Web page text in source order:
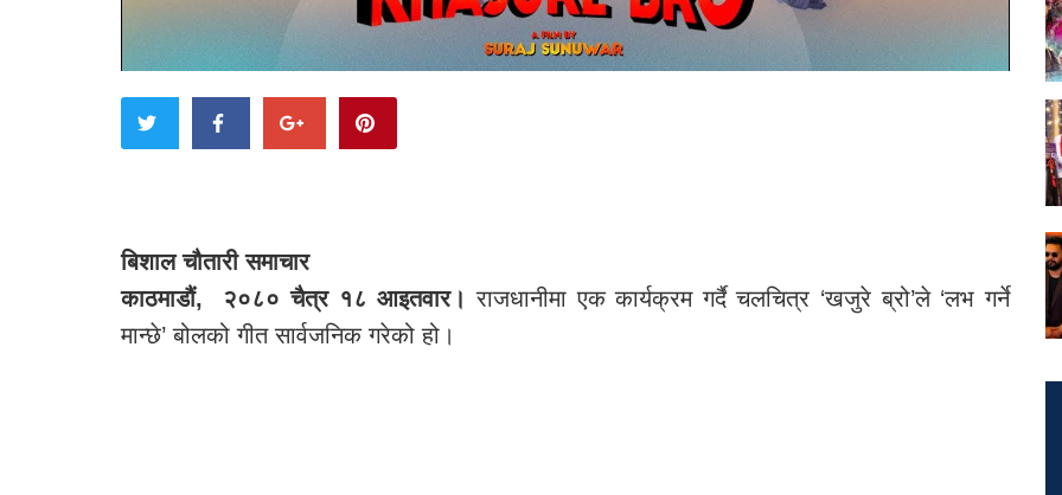
बिशाल चौतारी समाचार
काठमाडौं, २०८० चैत्र १८ आइतवार। राजधानीमा एक कार्यक्रम गर्दै चलचित्र ‘खजुरे ब्रो’ले ‘लभ गर्ने
मान्छे’ बोलको गीत सार्वजनिक गरेको हो।